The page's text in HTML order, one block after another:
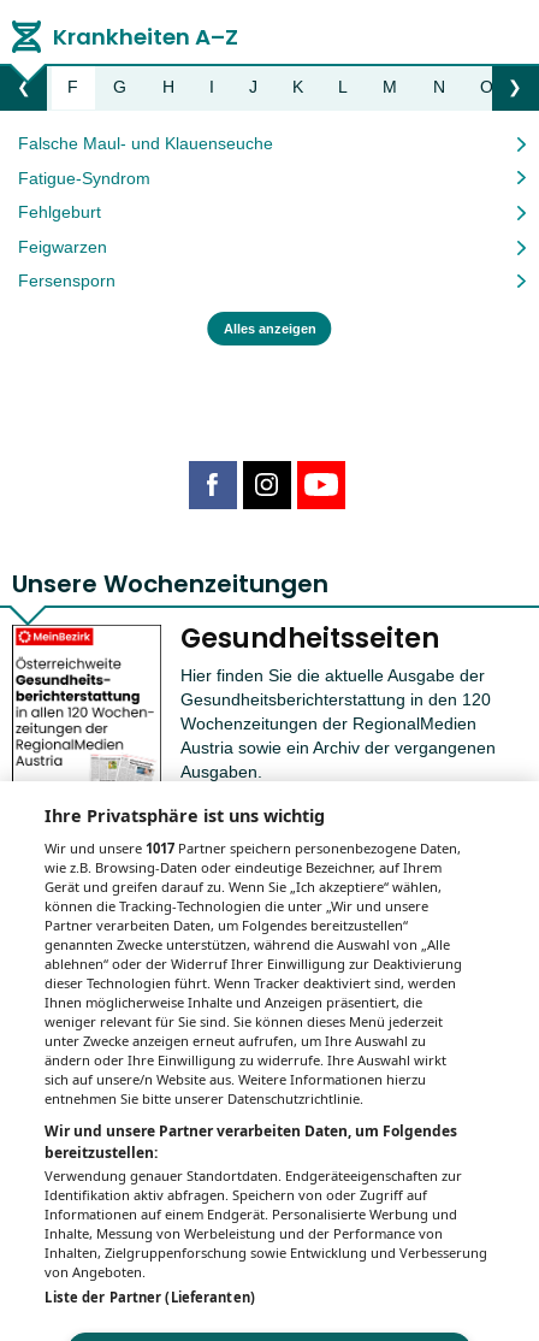
Krankheiten A–Z
❮Liste nach links bewegen
E F G H I J K L M N O ❯
Falsche Maul- und Klauenseuche
Fatigue-Syndrom
Fehlgeburt
Feigwarzen
Fersensporn
Alles anzeigen
Unsere Wochenzeitungen
Gesundheitsseiten
Hier finden Sie die aktuelle Ausgabe der
Gesundheitsberichterstattung in den 120
Wochenzeitungen der RegionalMedien
Austria sowie ein Archiv der vergangenen
Ausgaben.
Impressum Datenschutz BaFG
Nutzungsbedingungen
© 2026MeinMed.at– All rights reserved – Wissen für Mediziner:
Ihre Privatsphäre ist uns wichtig
Wir und unsere1017 Partner speichern personenbezogene Daten,
wie z.B. Browsing-Daten oder eindeutige Bezeichner, auf Ihrem
Gerät und greifen darauf zu. Wenn Sie „Ich akzeptiere“ wählen,
können die Tracking-Technologien die unter „Wir und unsere
Partner verarbeiten Daten, um Folgendes bereitzustellen“
genannten Zwecke unterstützen, während die Auswahl von „Alle
ablehnen“ oder der Widerruf Ihrer Einwilligung zur Deaktivierung
dieser Technologien führt. Wenn Tracker deaktiviert sind, werden
Ihnen möglicherweise Inhalte und Anzeigen präsentiert, die
weniger relevant für Sie sind. Sie können dieses Menü jederzeit
unter Zwecke anzeigen erneut aufrufen, um Ihre Auswahl zu
ändern oder Ihre Einwilligung zu widerrufe. Ihre Auswahl wirkt
sich auf unsere/n Website aus. Weitere Informationen hierzu
entnehmen Sie bitte unserer Datenschutzrichtlinie.
Wir und unsere Partner verarbeiten Daten, um Folgendes
bereitzustellen:
Verwendung genauer Standortdaten. Endgeräteeigenschaften zur
Identifikation aktiv abfragen. Speichern von oder Zugriff auf
Informationen auf einem Endgerät. Personalisierte Werbung und
Inhalte, Messung von Werbeleistung und der Performance von
Inhalten, Zielgruppenforschung sowie Entwicklung und Verbesserung
von Angeboten.
Liste der Partner (Lieferanten)